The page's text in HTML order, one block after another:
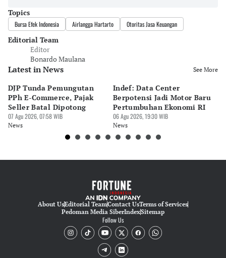
Topics
Bursa Efek Indonesia Airlangga Hartarto Otoritas Jasa Keuangan
Editorial Team
Editor
Bonardo Maulana
Latest in News See More
DJP Tunda Pemungutan
PPh E-Commerce, Pajak
Seller Batal Dipotong
07 Agu 2026, 07:58 WIB
News
Indef: Data Center
Berpotensi Jadi Motor Baru
Pertumbuhan Ekonomi RI
06 Agu 2026, 19:30 WIB
News
About UsEditorial TeamContact UsTerms of Services
Pedoman Media SiberIndexSitemap
Follow Us